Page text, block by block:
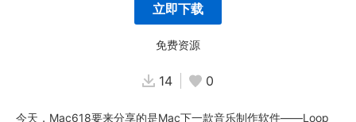
立即下载
免费资源
14 0
今天，Mac618要来分享的是Mac下一款音乐制作软件——Loop